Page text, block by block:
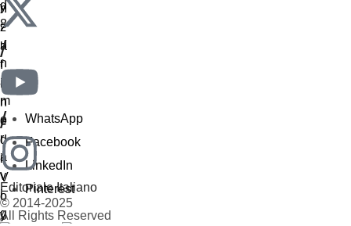
/
/
Editoriale Italiano
© 2014-2025
All Rights Reserved
WhatsApp
Facebook
LinkedIn
Pinterest